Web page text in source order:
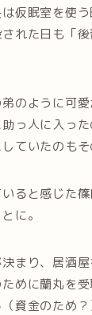
仮眠室を使
れた日も「
のように可
っ人に入っ
ていたのもそ
ると感じた
に。
まり、居酒
めに蘭丸を
資金のため